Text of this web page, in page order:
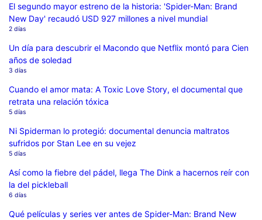
El segundo mayor estreno de la historia: 'Spider-Man: Brand
New Day' recaudó USD 927 millones a nivel mundial
2 días
Un día para descubrir el Macondo que Netflix montó para Cien
años de soledad
3 días
Cuando el amor mata: A Toxic Love Story, el documental que
retrata una relación tóxica
5 días
Ni Spiderman lo protegió: documental denuncia maltratos
sufridos por Stan Lee en su vejez
5 días
Así como la fiebre del pádel, llega The Dink a hacernos reír con
la del pickleball
6 días
Qué películas y series ver antes de Spider-Man: Brand New